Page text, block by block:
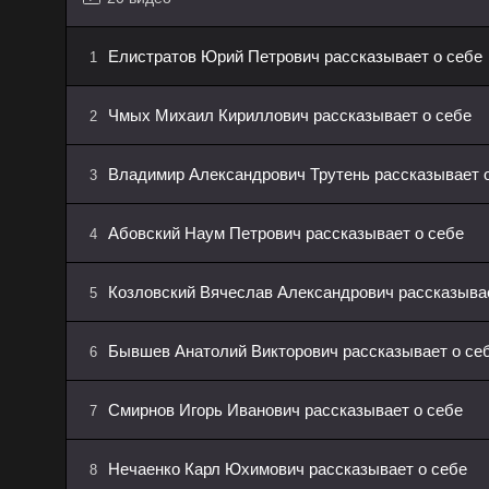
1 Елистратов Юрий Петрович рассказывает о себе
2 Чмых Михаил Кириллович рассказывает о себе
3 Владимир Александрович Трутень рассказывает
4 Абовский Наум Петрович рассказывает о себе
5 Козловский Вячеслав Александрович
6 Бывшев Анатолий Викторович рассказывает о
7 Смирнов Игорь Иванович рассказывает о себе
8 Нечаенко Карл Юхимович рассказывает о себе